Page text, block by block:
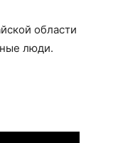
области
люди.